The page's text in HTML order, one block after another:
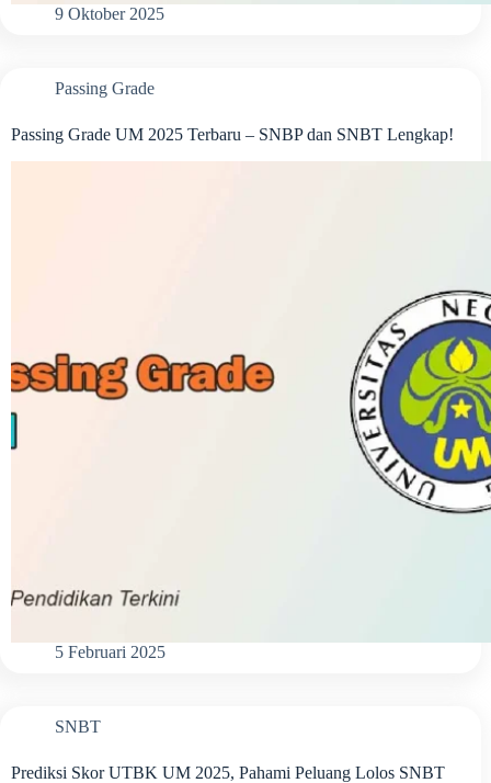
9 Oktober 2025
Passing Grade
Passing Grade UM 2025 Terbaru – SNBP dan SNBT Lengkap!
5 Februari 2025
SNBT
Prediksi Skor UTBK UM 2025, Pahami Peluang Lolos SNBT